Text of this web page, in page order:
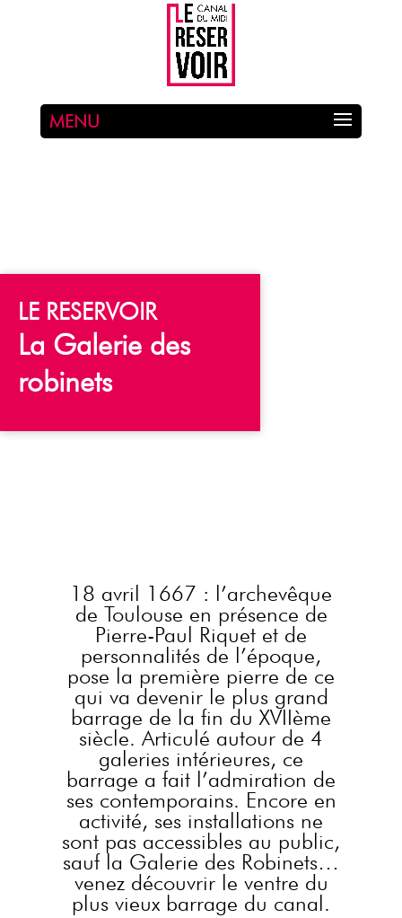
MENU
LE RESERVOIR
La Galerie des
robinets
18 avril 1667 : l’archevêque
de Toulouse en présence de
Pierre-Paul Riquet et de
personnalités de l’époque,
pose la première pierre de ce
qui va devenir le plus grand
barrage de la fin du XVIIème
siècle. Articulé autour de 4
galeries intérieures, ce
barrage a fait l’admiration de
ses contemporains. Encore en
activité, ses installations ne
sont pas accessibles au public,
sauf la Galerie des Robinets…
venez découvrir le ventre du
plus vieux barrage du canal.